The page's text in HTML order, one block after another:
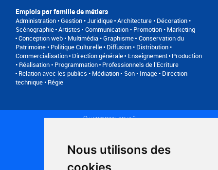
Nous utilisons des
Emplois par famille de métiers
Administration • Gestion • Juridique Architecture • Décoration •
Scénographie Artistes
Communication • Promotion • Marketing
Conception web • Multimédia • Graphisme Conservation du
Patrimoine • Politique Culturelle Diffusion • Distribution •
Commercialisation Direction générale Enseignement Production
• Réalisation • Programmation Professionnels de l’Ecriture
Relation avec les publics • Médiation
Son • Image • Direction
technique • Régie
Qui sommes-nous ?
Plan du site
FAQ recruteurs
FAQ